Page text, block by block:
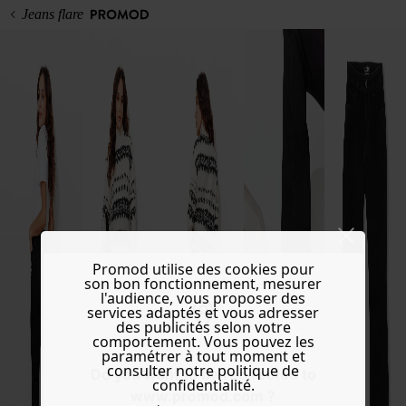
Do you want to be redirected to
www.promod.com ?
Jeans flare
Promod utilise des cookies pour
son bon fonctionnement, mesurer
l'audience, vous proposer des
services adaptés et vous adresser
des publicités selon votre
comportement. Vous pouvez les
paramétrer à tout moment et
consulter notre politique de
confidentialité.